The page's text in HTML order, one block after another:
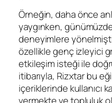
Örneğin, daha önce
yaygınken,
deneyimlere
özellikle genç izleyici
etkileşim isteği ile
itibarıyla, Rizxtar bu
içeriklerinde kullanıcı